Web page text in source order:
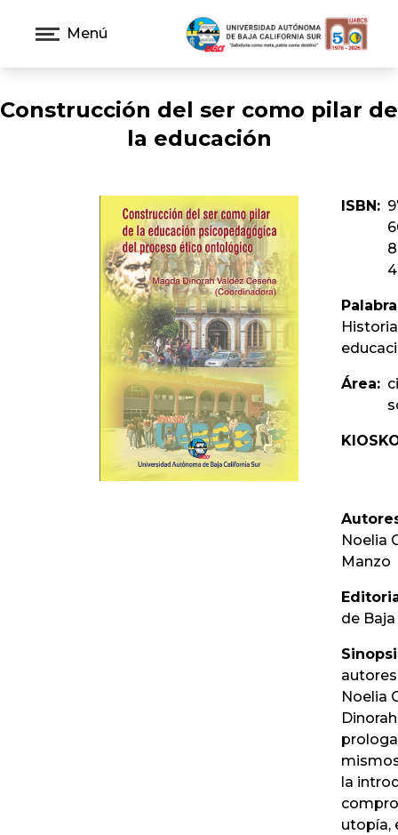
Menú
Construcción del ser como pilar de
la educación
ISBN:
Área:
Noelia
Manzo
de
Noelia
la
utopía,